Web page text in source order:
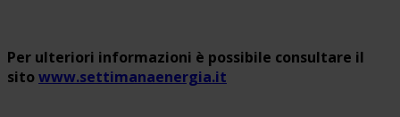
Per ulteriori informazioni è possibile consultare il
sitowww.settimanaenergia.it